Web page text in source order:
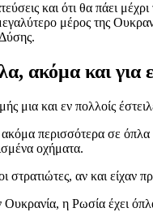
και ότι θα πάει
μέρος της
ακόμα και για
μια και εν πολλοίς
περισσότερα σε
οχήματα.
αν και είχαν
η Ρωσία έχει